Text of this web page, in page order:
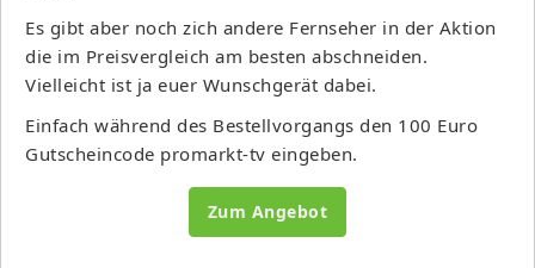
Es gibt aber noch zich andere Fernseher in der Aktion
die im Preisvergleich am besten abschneiden.
Vielleicht ist ja euer Wunschgerät dabei.
Einfach während des Bestellvorgangs den 100 Euro
Gutscheincode promarkt-tv eingeben.
Zum Angebot